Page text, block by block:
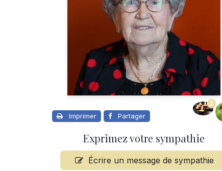
Imprimer Partager
2
Exprimez votre sympathie
Écrire un message de sympathie